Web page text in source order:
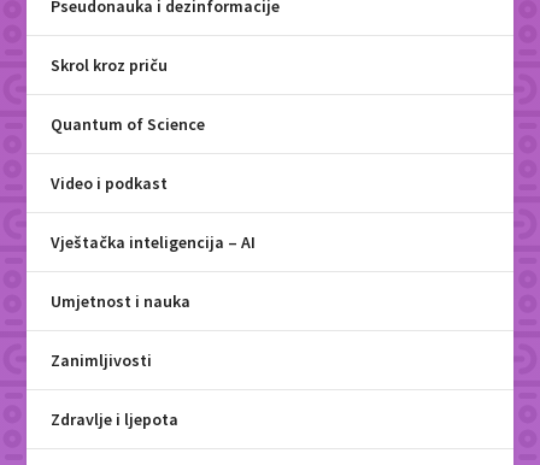
Pseudonauka i dezinformacije
Skrol kroz priču
Quantum of Science
Video i podkast
Vještačka inteligencija – AI
Umjetnost i nauka
Zanimljivosti
Zdravlje i ljepota